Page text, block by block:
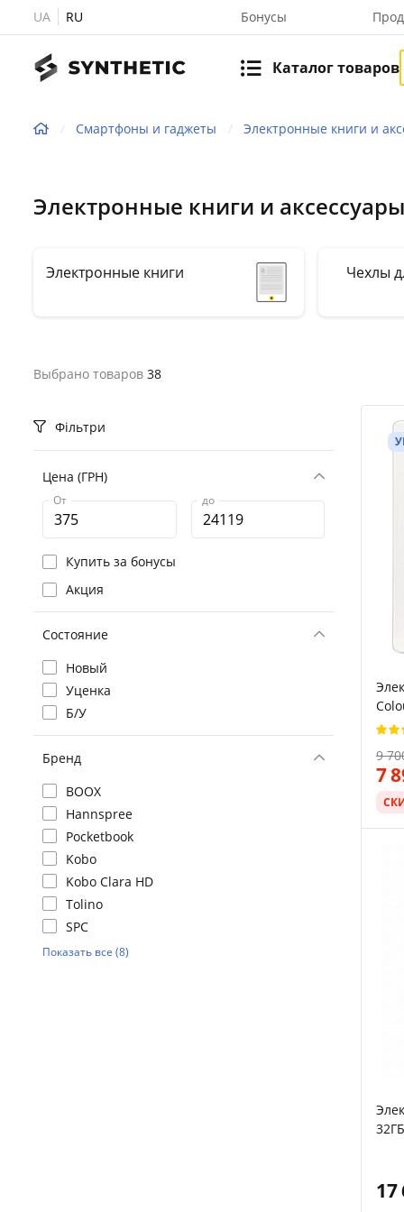
UA RU Бонусы
Каталог товаров
Смартфоны и гаджеты Электронные книги и
Электронные книги и аксессуары
Электронные книги
Чехлы
Выбрано товаров 38
Фільтри
Цена (ГРН)
От до
Купить за бонусы
Акция
Состояние
Новый
Уценка
Б/У
Бренд
BOOX
Hannspree
Pocketbook
Kobo
Kobo Clara HD
Tolino
SPC
Показать все (8)
/
9
7
17